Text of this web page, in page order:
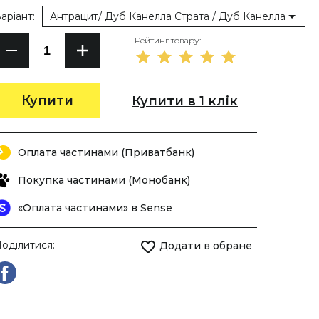
Купити
Антрацит/ Дуб Канелла Страта / Дуб Канелла
Рейтинг товару:
Купити в 1 клік
Оплата частинами (Приватбанк)
Покупка частинами (Монобанк)
«Оплата частинами» в Sense
Додати в обране